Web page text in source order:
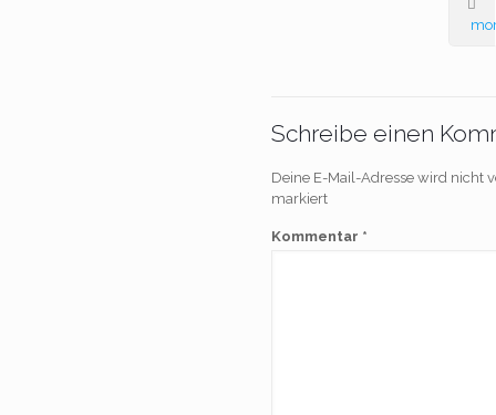
Schreibe einen
Deine E-Mail-Adresse wird nicht
markiert
Kommentar *